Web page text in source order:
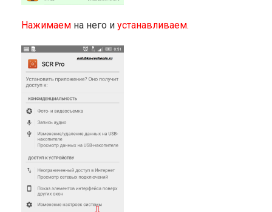
Нажимаем на него и устанавливаем.